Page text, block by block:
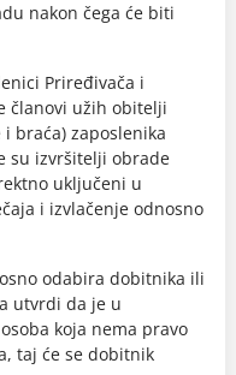
nakon čega će biti
Priređivača i
članovi užih obitelji
braća) zaposlenika
su izvršitelji obrade
uključeni u
i izvlačenje odnosno
odabira dobitnika ili
utvrdi da je u
koja nema pravo
taj će se dobitnik